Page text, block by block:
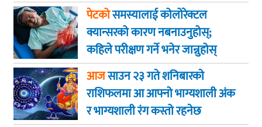
पेटकोसमस्यालाई कोलोरेक्टल
क्यान्सरको कारण नबनाउनुहोस्;
कहिले परीक्षण गर्ने भनेर जान्नुहोस्
आजसाउन २३ गते शनिबारकाे
राशिफलमा आ आफ्नो भाग्यशाली अंक
र भाग्यशाली रंग कस्तो रहनेछ